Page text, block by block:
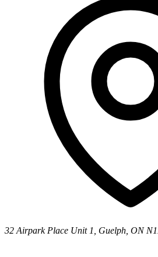
32 Airpark Place Unit 1, Guelph, ON